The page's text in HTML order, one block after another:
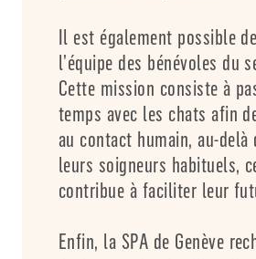
Il est également possible
l’équipe des bénévoles du
Cette mission consiste à
temps avec les chats afin
au contact humain, au-delà
leurs soigneurs habituels,
contribue à faciliter leur
Enfin, la SPA de Genève